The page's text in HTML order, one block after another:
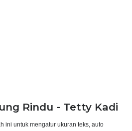
Rindu - Tetty Kadi
ini untuk mengatur ukuran teks, auto